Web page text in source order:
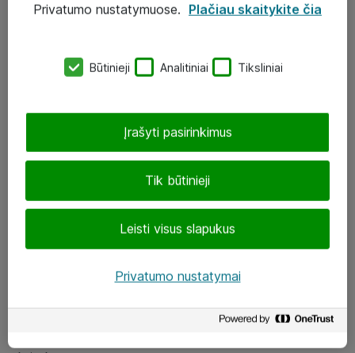
eShop@atea.lt
LinkedIn
Privatumo nustatymuose. Plačiau skaitykite čia
Būtinieji Analitiniai Tiksliniai
Tik būtinieji
Leisti visus slapukus
Įrašyti pasirinkimus
Privatumo nustatymai